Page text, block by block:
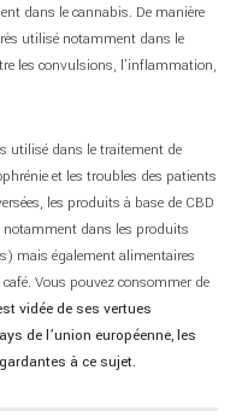
dans le cannabis. De manière
utilisé notamment dans le
les convulsions, l’inflammation,
utilisé dans le traitement de
et les troubles des patients
les produits à base de CBD
dans les produits
mais également alimentaires
Vous pouvez consommer de
vidée de ses vertues
de l’union européenne, les
à ce sujet.